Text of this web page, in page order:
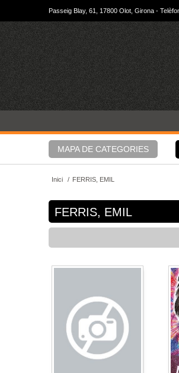
Passeig Blay, 61, 17800 Olot, Girona -
MAPA DE CATEGORIES
Inici / FERRIS, EMIL
FERRIS, EMIL